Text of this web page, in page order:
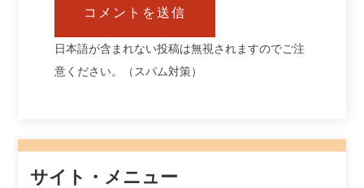
日本語が含まれない投稿は無視されますのでご注
意ください。（スパム対策）
サイト・メニュー